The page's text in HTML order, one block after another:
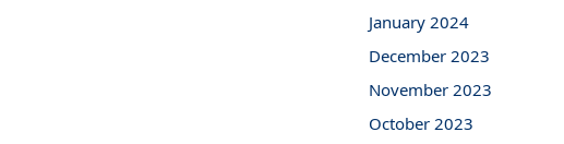
January 2024
December 2023
November 2023
October 2023